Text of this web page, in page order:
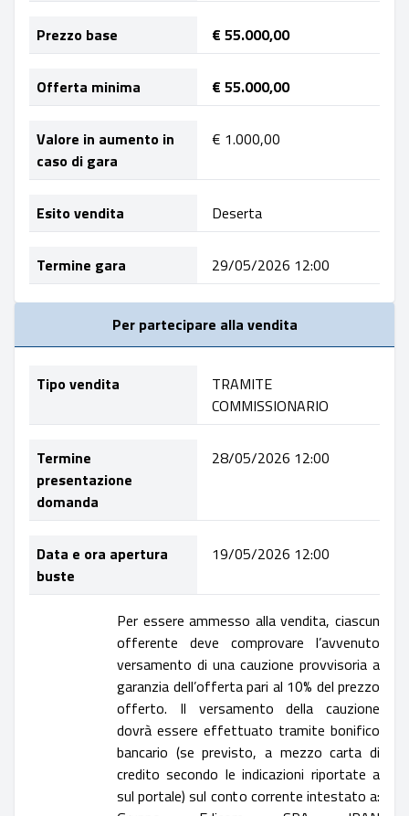
Prezzo base € 55.000,00
Offerta minima € 55.000,00
Valore in aumento in
caso di gara
€ 1.000,00
Esito vendita Deserta
Termine gara 29/05/2026 12:00
Per partecipare alla vendita
Tipo vendita
TRAMITE
COMMISSIONARIO
Termine
presentazione
domanda
28/05/2026 12:00
Data e ora apertura
buste
19/05/2026 12:00
Per essere ammesso alla vendita, ciascun
offerente deve comprovare l’avvenuto
versamento di una cauzione provvisoria a
garanzia dell’offerta pari al 10% del prezzo
offerto. Il versamento della cauzione
dovrà essere effettuato tramite bonifico
bancario (se previsto, a mezzo carta di
credito secondo le indicazioni riportate a
sul portale) sul conto corrente intestato a: